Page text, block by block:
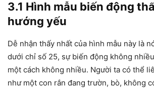
3.1 Hình mẫu biến động
hướng yếu
Dễ nhận thấy nhất của hình mẫu này là
dưới chỉ số 25, sự biến động không
một cách không nhiều. Người ta có thể
như một con rắn đang trườn, bò, không